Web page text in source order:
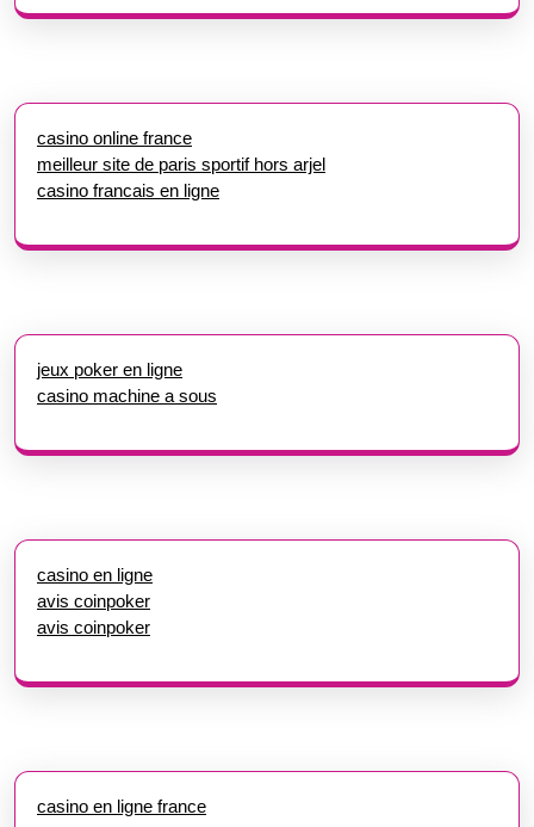
casino online france
meilleur site de paris sportif hors arjel
casino francais en ligne
jeux poker en ligne
casino machine a sous
casino en ligne
avis coinpoker
avis coinpoker
casino en ligne france